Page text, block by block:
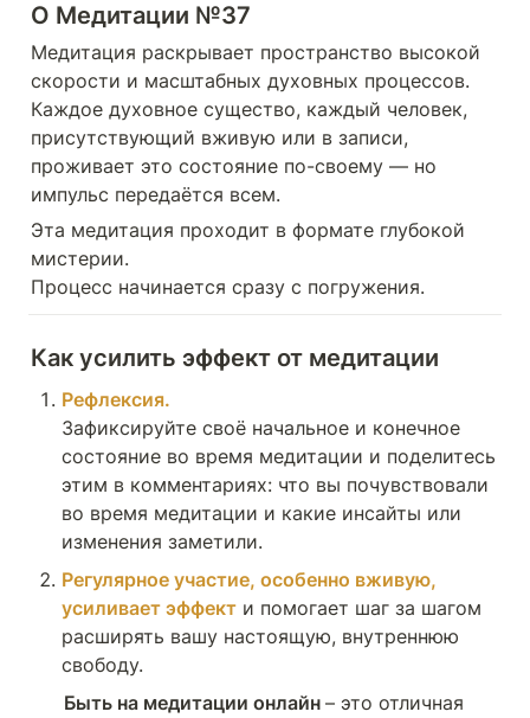
О Медитации №37
Медитация раскрывает пространство высокой
скорости и масштабных духовных процессов.
Каждое духовное существо, каждый человек,
присутствующий вживую или в записи,
проживает это состояние по-своему — но
импульс передаётся всем.
Эта медитация проходит в формате глубокой
мистерии.
Процесс начинается сразу с погружения.
Как усилить эффект от медитации
Рефлексия.
Зафиксируйте своё начальное и конечное
состояние во время медитации и поделитесь
этим в комментариях: что вы почувствовали
во время медитации и какие инсайты или
изменения заметили.
Регулярное участие, особенно вживую,
усиливает эффект и помогает шаг за шагом
расширять вашу настоящую, внутреннюю
свободу.
Быть на медитации онлайн – это отличная